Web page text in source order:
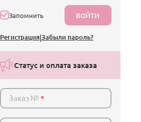
Запомнить ВОЙТИ
Регистрация|Забыли пароль?
Статус и оплата заказа
Заказ №*